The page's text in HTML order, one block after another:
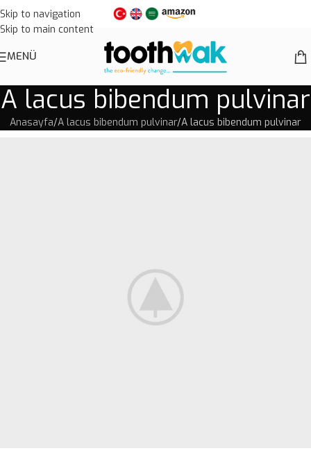
Skip to navigation
Skip to main content
MENÜ
A lacus bibendum pulvinar
Anasayfa A lacus bibendum pulvinar A lacus bibendum pulvinar